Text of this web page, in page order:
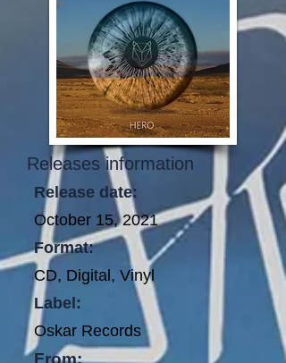
Releases information
Release date:
October 15, 2021
Format:
CD, Digital, Vinyl
Label:
Oskar Records
From: